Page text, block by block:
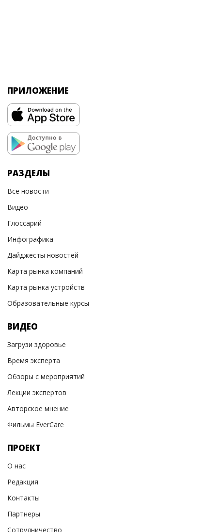
ПРИЛОЖЕНИЕ
РАЗДЕЛЫ
Все новости
Видео
Глоссарий
Инфографика
Дайджесты новостей
Карта рынка компаний
Карта рынка устройств
Образовательные курсы
ВИДЕО
Загрузи здоровье
Время эксперта
Обзоры с мероприятий
Лекции экспертов
Авторское мнение
Фильмы EverCare
ПРОЕКТ
О нас
Редакция
Контакты
Партнеры
Сотрудничество